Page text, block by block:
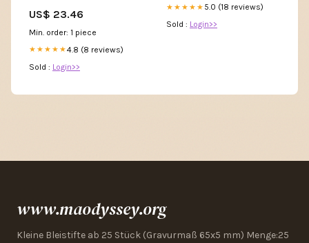
US$ 23.46
Min. order: 1 piece
★★★★★4.8 (8 reviews)
Sold : Login>>
★★★★★ 5.0 (18 reviews)
Sold : Login>>
www.maodyssey.org
Kleine Bleistifte ab 25 Stück (Gravurmaß 65x5 mm) Menge:25